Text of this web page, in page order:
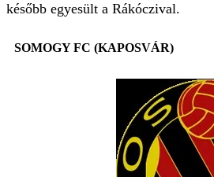
később egyesült a Rákóczival.
SOMOGY FC (KAPOSVÁR)